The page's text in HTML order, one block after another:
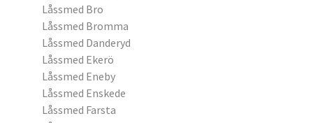
Låssmed Bro
Låssmed Bromma
Låssmed Danderyd
Låssmed Ekerö
Låssmed Eneby
Låssmed Enskede
Låssmed Farsta